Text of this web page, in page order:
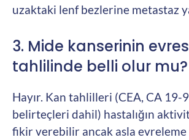
uzaktaki lenf bezlerine metastaz
3. Mide kanserinin
tahlilinde belli olur mu?
Hayır. Kan tahlilleri (CEA, CA
belirteçleri dahil) hastalığın
fikir verebilir ancak asla evreleme